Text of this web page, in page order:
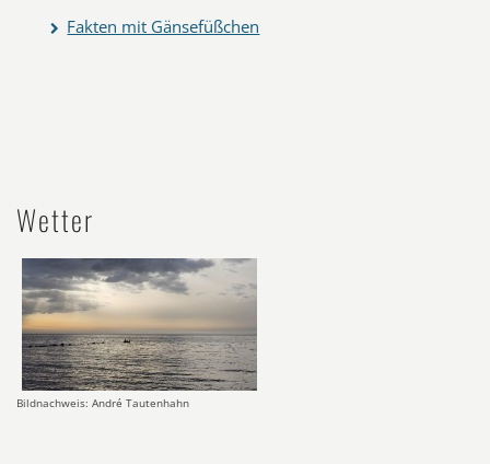
Fakten mit Gänsefüßchen
Wetter
Bildnachweis: André Tautenhahn